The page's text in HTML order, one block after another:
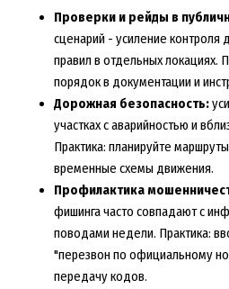
Проверки и рейды в
сценарий - усиление
правил в отдельных локациях.
порядок в документации и
Дорожная безопасность:
участках с аварийностью и
Практика: планируйте
временные схемы движения.
Профилактика
фишинга часто совпадают с
поводами недели. Практика:
"перезвон по официальному
передачу кодов.